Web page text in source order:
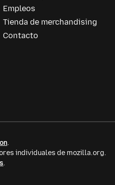
Empleos
Tienda de merchandising
Contacto
.
individuales de mozilla.org.
.